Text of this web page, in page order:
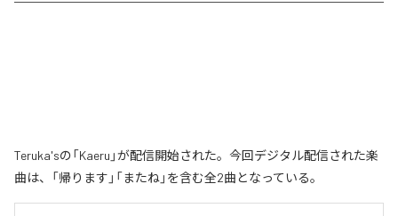
Teruka'sの「Kaeru」が配信開始された。今回デジタル配信された楽
曲は、「帰ります」「またね」を含む全2曲となっている。